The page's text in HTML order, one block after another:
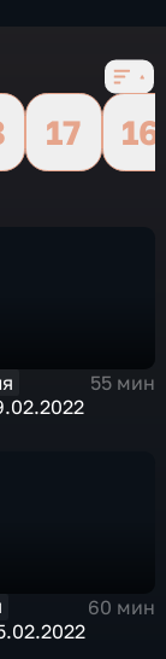
17
16
55 мин
60 мин